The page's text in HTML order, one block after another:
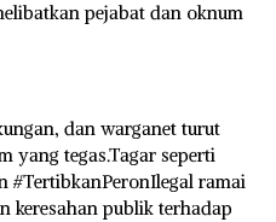
pejabat dan oknum
dan warganet turut
yang tegas.Tagar seperti
#TertibkanPeronIlegal ramai
keresahan publik terhadap